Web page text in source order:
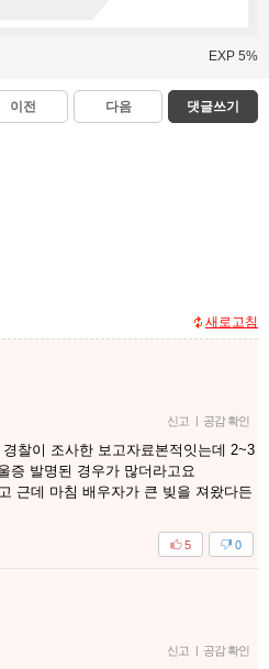
EXP 5%
이전 다음 댓글쓰기
새로고침
신고 | 공감 확인
찰이 조사한 보고자료본적잇는데 2~3
증 발명된 경우가 많더라고요
근데 마침 배우자가 큰 빚을 져왔다든
0
5
신고 | 공감 확인